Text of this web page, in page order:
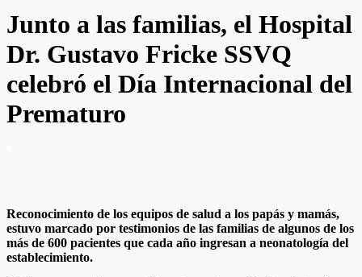
Junto a las familias, el Hospital
Dr. Gustavo Fricke SSVQ
celebró el Día Internacional del
Prematuro
Reconocimiento de los equipos de salud a los papás y mamás,
estuvo marcado por testimonios de las familias de algunos de los
más de 600 pacientes que cada año ingresan a neonatología del
establecimiento.